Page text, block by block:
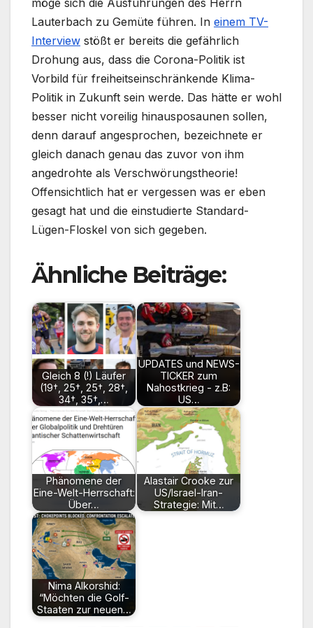
möge sich die Ausführungen des Herrn
Lauterbach zu Gemüte führen. In einem TV-
Interview stößt er bereits die gefährlich
Drohung aus, dass die Corona-Politik ist
Vorbild für freiheitseinschränkende Klima-
Politik in Zukunft sein werde. Das hätte er wohl
besser nicht voreilig hinausposaunen sollen,
denn darauf angesprochen, bezeichnete er
gleich danach genau das zuvor von ihm
angedrohte als Verschwörungstheorie!
Offensichtlich hat er vergessen was er eben
gesagt hat und die einstudierte Standard-
Lügen-Floskel von sich gegeben.
Ähnliche Beiträge:
Gleich 8 (!) Läufer
(19†, 25†, 25†, 28†,
34†, 35†,…
UPDATES und NEWS-
TICKER zum
Nahostkrieg - z.B:
US…
Phänomene der
Eine-Welt-Herrschaft:
Über…
Alastair Crooke zur
US/Israel-Iran-
Strategie: Mit…
Nima Alkorshid:
“Möchten die Golf-
Staaten zur neuen…